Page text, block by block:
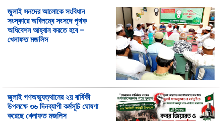
জুলাই সনদের আলোকে সংবিধান
সংস্কারে অবিলম্বে সংসদে পৃথক
অধিবেশন আহ্বান করতে হবে –
খেলাফত মজলিস
জুলাই গণঅভ্যুত্থানের ২য় বার্ষিকী
উপলক্ষে ৩৬ দিনব্যাপী কর্মসূচি ঘোষণা
করেছে খেলাফত মজলিস